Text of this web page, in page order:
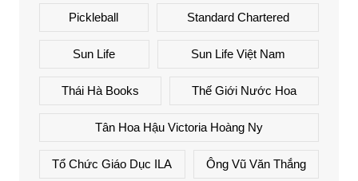
Pickleball Standard Chartered
Sun Life Sun Life Việt Nam
Thái Hà Books Thế Giới Nước Hoa
Tân Hoa Hậu Victoria Hoàng Ny
Tổ Chức Giáo Dục ILA Ông Vũ Văn Thắng